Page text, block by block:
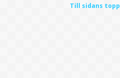
Till sidans topp